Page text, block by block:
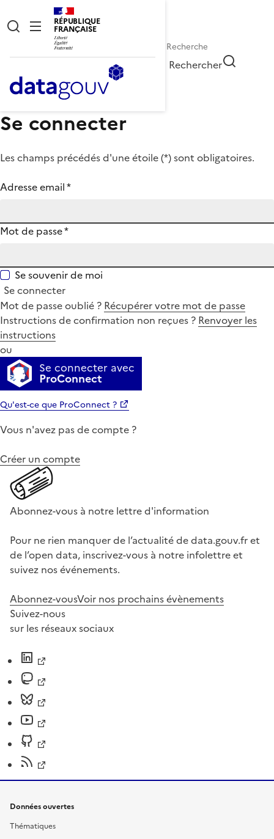
RÉPUBLIQUE
FRANÇAISE
Rechercher
Se connecter
Les champs précédés d'une étoile (*) sont obligatoires.
Adresse email*
Mot de passe*
Se souvenir de moi
Se connecter
Mot de passe oublié ? Récupérer votre mot de passe
Instructions de confirmation non reçues ? Renvoyer les
instructions
ou
Se connecter avec
ProConnect
Qu'est-ce que ProConnect ?
Vous n'avez pas de compte ?
Créer un compte
Abonnez-vous à notre lettre d'information
Pour ne rien manquer de l’actualité de data.gouv.fr et
de l’open data, inscrivez-vous à notre infolettre et
suivez nos événements.
Abonnez-vousVoir nos prochains évènements
Suivez-nous
sur les réseaux sociaux
Données ouvertes
Thématiques